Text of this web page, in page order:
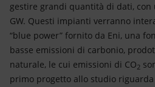
gestire grandi quantità di dati, con
GW. Questi impianti verranno
“blue power” fornito da Eni, una
basse emissioni di carbonio,
naturale, le cui emissioni di CO2
primo progetto allo studio riguarda